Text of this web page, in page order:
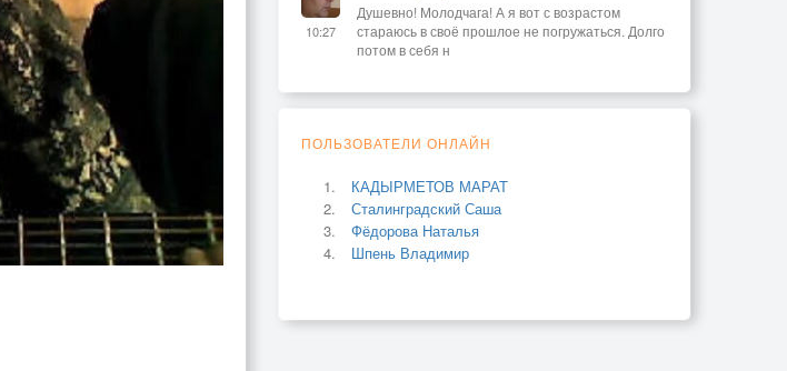
10:27
Душевно! Молодчага! А я вот с возрастом
стараюсь в своё прошлое не погружаться. Долго
потом в себя н
ПОЛЬЗОВАТЕЛИ ОНЛАЙН
КАДЫРМЕТОВ МАРАТ
Сталинградский Саша
Фёдорова Наталья
Шпень Владимир